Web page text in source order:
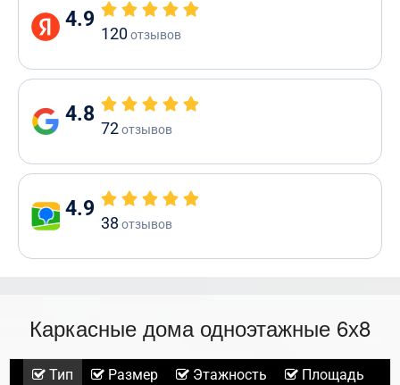
4.9
120отзывов
4.8
72отзывов
4.9
38 отзывов
Каркасные дома одноэтажные 6х8
Тип Размер Этажность
Площадь